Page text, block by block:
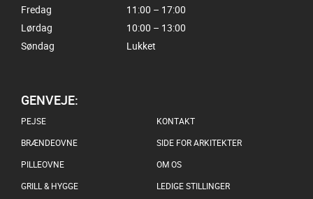
Fredag
11:00 – 17:00
Lørdag
10:00 – 13:00
Søndag
Lukket
GENVEJE:
PEJSE
BRÆNDEOVNE
PILLEOVNE
GRILL & HYGGE
KONTAKT
SIDE FOR ARKITEKTER
OM OS
LEDIGE STILLINGER